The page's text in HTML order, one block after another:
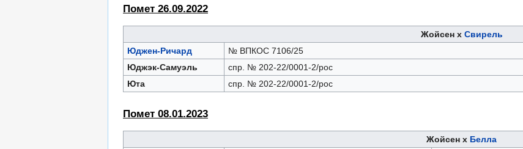
Помет 26.09.2022
Жойсен х Свирель
Юджен-Ричард
№ ВПКОС 7106/25
Юджэк-Самуэль
спр. № 202-22/0001-2/рос
Юта
спр. № 202-22/0001-2/рос
Помет 08.01.2023
Жойсен х Белла